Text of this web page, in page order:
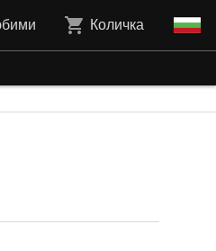
Количка